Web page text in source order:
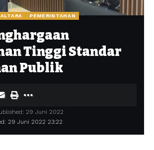
PEMERINTAHAN
Tinggi Standar
Publik
29 Juni 2022 23:22
29 Juni 2022